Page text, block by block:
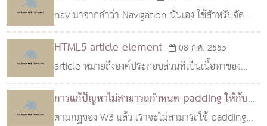
HTML4 โ
nav มาจากคำว่า Navigation นั่นเอง ใช้สำหรับจัด
กลุ่มส่วนที่เป็นลิงค์ต่างๆ ไม่ว่าจะเป็นลิงค์ที่ไปยังไซต์
อื่นๆ หรือลิงค์ที่ใช้เชื่อมโยงภายในหน้า
HTML5 article element 08 ก.ค. 2555
article หมายถึงองค์ประกอบส่วนที่เป็นเนื้อหาของ
เว็บไซต์ที่มีความหมายในตัวของมันเอง ซึ่งจะต้อง
ประกอบด้วย heading h1 h6 ด้วยเสมอ
การแก้ปัญหาไม่สามารถกำหนด padding ให้กับ
select ในบราวเซอร์บางตั
06 ม.ค. 2558
ตามกฏของ W3 แล้ว เราจะไม่สามารถใช้ padding